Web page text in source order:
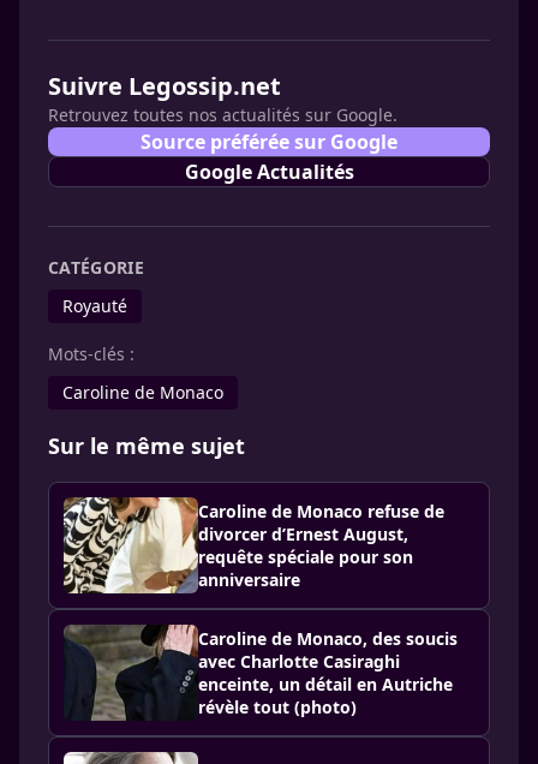
Suivre Legossip.net
Retrouvez toutes nos actualités sur Google.
Source préférée sur Google
Google Actualités
CATÉGORIE
Royauté
Mots-clés :
Caroline de Monaco
Sur le même sujet
Caroline de Monaco refuse de
divorcer d’Ernest August,
requête spéciale pour son
anniversaire
Caroline de Monaco, des soucis
avec Charlotte Casiraghi
enceinte, un détail en Autriche
révèle tout (photo)